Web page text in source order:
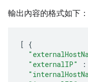
輸出內容的格式如下：
[ {
"externalIP"
: